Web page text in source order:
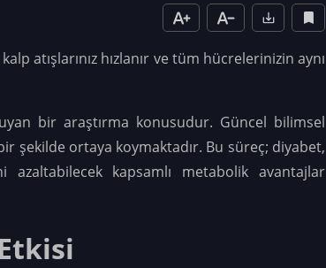
atışlarınız hızlanır ve tüm hücrelerinizin aynı
bir araştırma konusudur. Güncel bilimsel
şekilde ortaya koymaktadır. Bu süreç; diyabet,
azaltabilecek kapsamlı metabolik avantajlar